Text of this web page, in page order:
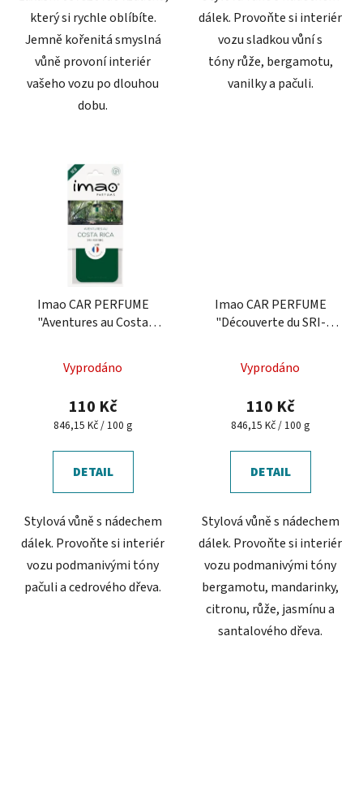
který si rychle oblíbíte.
Jemně kořenitá smyslná
vůně provoní interiér
vašeho vozu po dlouhou
dobu.
dálek. Provoňte si interiér
vozu sladkou vůní s
tóny růže, bergamotu,
vanilky a pačuli.
Imao CAR PERFUME
"Aventures au Costa
Vyprodáno
110 Kč
Měrná
846,15 Kč / 100 g
DETAIL
Stylová vůně s nádechem
dálek. Provoňte si interiér
vozu podmanivými tóny
pačuli a cedrového dřeva.
Imao CAR PERFUME
"Découverte du SRI-
Vyprodáno
110 Kč
Měrná
846,15 Kč / 100 g
DETAIL
Stylová vůně s nádechem
dálek. Provoňte si interiér
vozu podmanivými tóny
bergamotu, mandarinky,
citronu, růže, jasmínu a
santalového dřeva.